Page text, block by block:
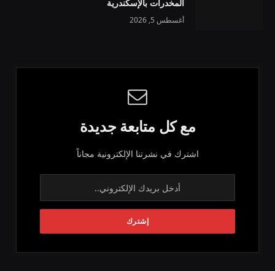
المخدرات بالإسكندرية
أغسطس 5, 2026
مع كل متابعة جديدة
اشترك في نشرتنا الإلكترونية مجاناً